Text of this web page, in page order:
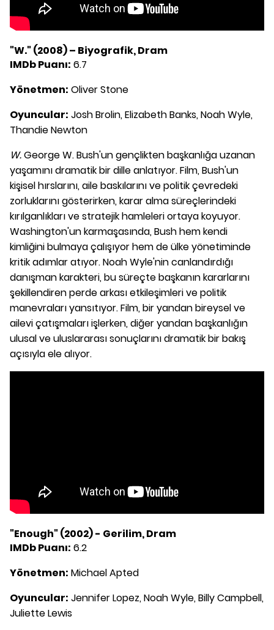
"W." (2008) – Biyografik, Dram
IMDb Puanı: 6.7
Yönetmen: Oliver Stone
Oyuncular: Josh Brolin, Elizabeth Banks, Noah Wyle,
Thandie Newton
W.George W. Bush'un gençlikten başkanlığa uzanan
yaşamını dramatik bir dille anlatıyor. Film, Bush'un
kişisel hırslarını, aile baskılarını ve politik çevredeki
zorluklarını gösterirken, karar alma süreçlerindeki
kırılganlıkları ve stratejik hamleleri ortaya koyuyor.
Washington'un karmaşasında, Bush hem kendi
kimliğini bulmaya çalışıyor hem de ülke yönetiminde
kritik adımlar atıyor. Noah Wyle'nin canlandırdığı
danışman karakteri, bu süreçte başkanın kararlarını
şekillendiren perde arkası etkileşimleri ve politik
manevraları yansıtıyor. Film, bir yandan bireysel ve
ailevi çatışmaları işlerken, diğer yandan başkanlığın
ulusal ve uluslararası sonuçlarını dramatik bir bakış
açısıyla ele alıyor.
"Enough" (2002) - Gerilim, Dram
IMDb Puanı: 6.2
Yönetmen: Michael Apted
Oyuncular: Jennifer Lopez, Noah Wyle, Billy Campbell,
Juliette Lewis